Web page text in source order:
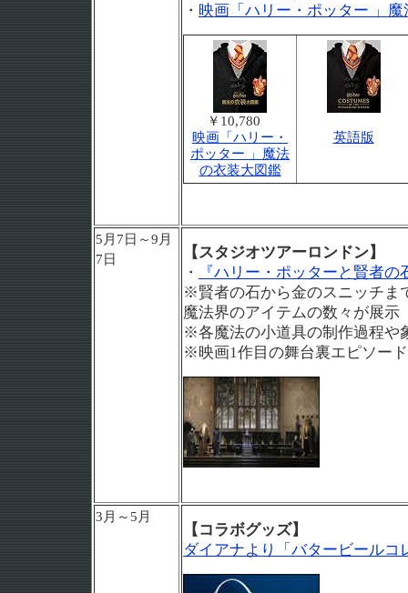
・ 映画「ハリー・ポッター 」
￥10,780
映画「ハリー・
ポッター 」魔法
の衣装大図鑑
英語版
5月7日～9月
7日
【スタジオツアーロンドン】
・
『ハリー・ポッターと賢者
※賢者の石から金のスニッチま
魔法界のアイテムの数々が展示
※各魔法の小道具の制作過程や
※映画1作目の舞台裏エピソー
3月～5月
【コラボグッズ】
ダイアナより「バタービールコ